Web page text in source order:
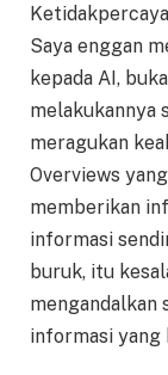
Saya enggan
kepada AI,
melakukannya
meragukan
Overviews
memberikan
informasi
buruk, itu
mengandalkan
informasi yang